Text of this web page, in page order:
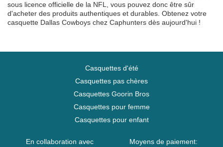
sous licence officielle de la NFL, vous pouvez donc être sûr
d'acheter des produits authentiques et durables. Obtenez votre
casquette Dallas Cowboys chez Caphunters dès aujourd'hui !
Casquettes d'été
Casquettes pas chères
Casquettes Goorin Bros
Casquettes pour femme
Casquettes pour enfant
En collaboration avec
Moyens de paiement: